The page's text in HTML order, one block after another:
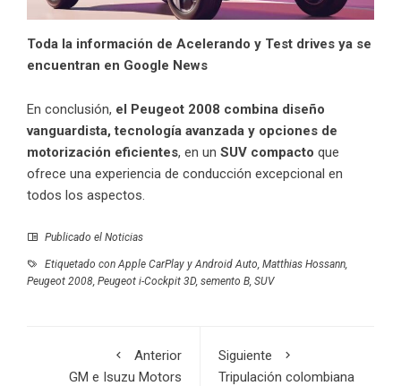
Toda la información de Acelerando y Test drives ya se
encuentran en Google News
En conclusión, el Peugeot 2008 combina diseño
vanguardista, tecnología avanzada y opciones de
motorización eficientes, en un SUV compacto que
ofrece una experiencia de conducción excepcional en
todos los aspectos.
Publicado el Noticias
Etiquetado con Apple CarPlay y Android Auto Matthias Hossann
Peugeot 2008 Peugeot i-Cockpit 3D semento B SUV
Anterior
GM e Isuzu Motors
Siguiente
Tripulación colombiana